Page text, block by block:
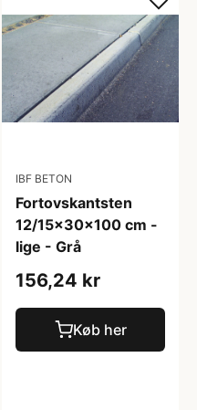
IBF BETON
Fortovskantsten
12/15x30x100 cm -
lige - Grå
156,24 kr
Køb her